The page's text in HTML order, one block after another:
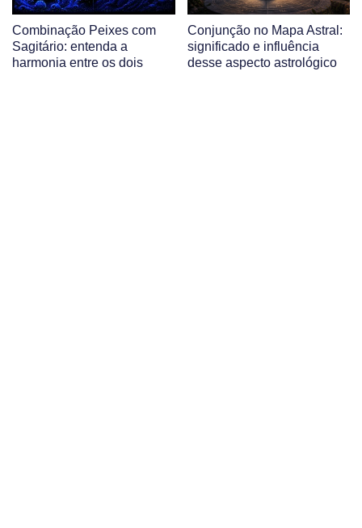
Combinação Peixes com
Sagitário: entenda a
harmonia entre os dois
Conjunção no Mapa Astral:
significado e influência
desse aspecto astrológico